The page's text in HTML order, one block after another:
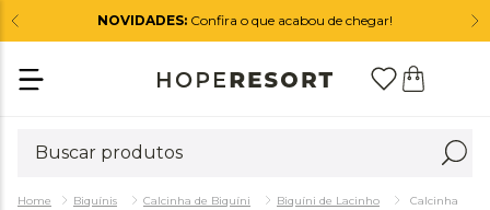
NOVIDADES: Confira o que acabou de chegar!
Biquínis Calcinha de Biquíni Biquíni de Lacinho
Calcinha